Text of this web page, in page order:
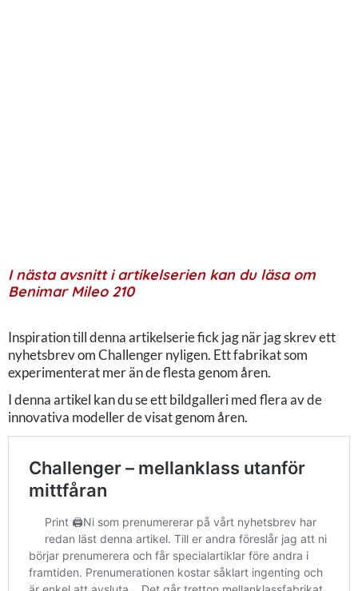
I nästa avsnitt i artikelserien kan du läsa om
Benimar Mileo 210
Inspiration till denna artikelserie fick jag när jag skrev ett
nyhetsbrev om Challenger nyligen. Ett fabrikat som
experimenterat mer än de flesta genom åren.
I denna artikel kan du se ett bildgalleri med flera av de
innovativa modeller de visat genom åren.